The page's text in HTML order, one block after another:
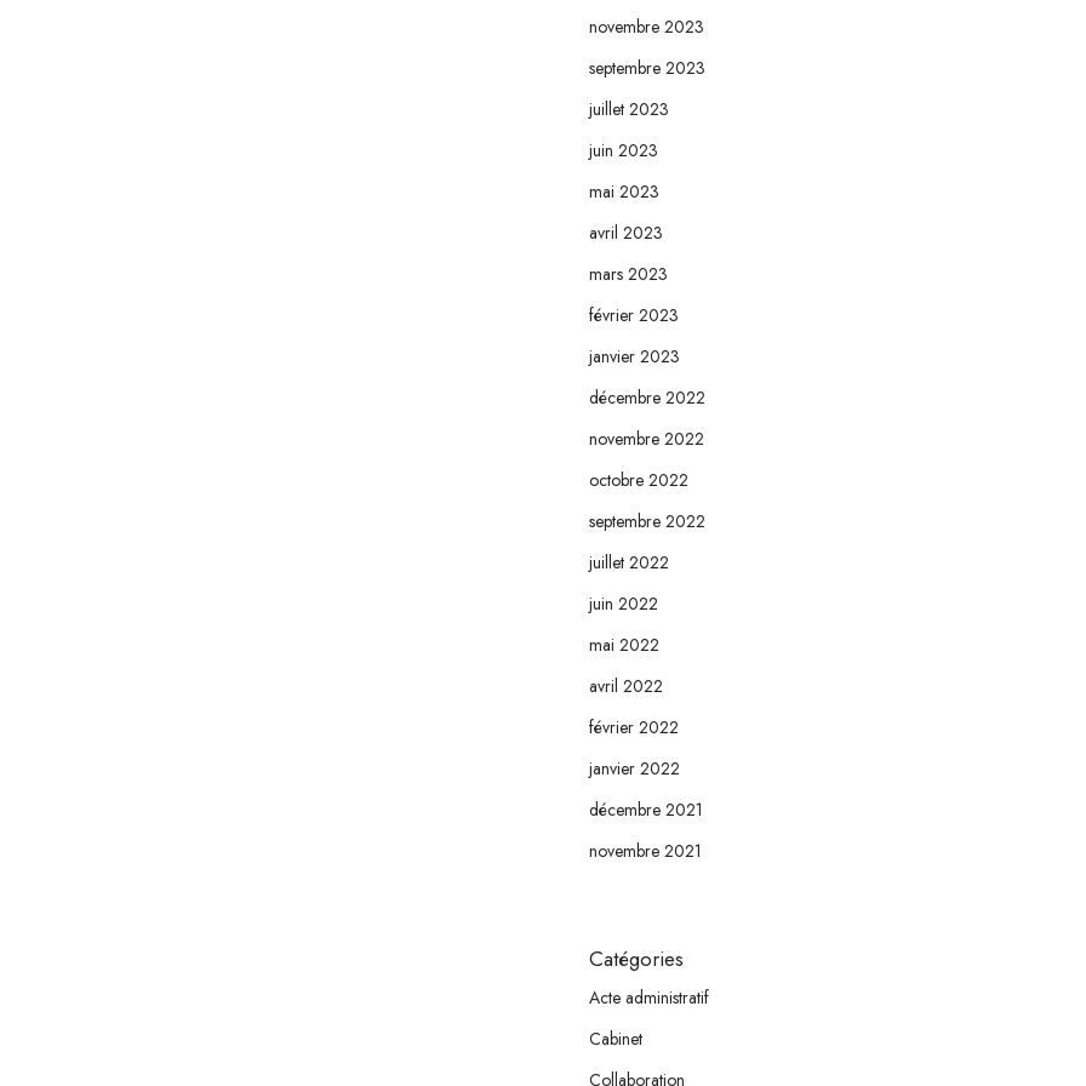
novembre 2023
septembre 2023
juillet 2023
juin 2023
mai 2023
avril 2023
mars 2023
février 2023
janvier 2023
décembre 2022
novembre 2022
octobre 2022
septembre 2022
juillet 2022
juin 2022
mai 2022
avril 2022
février 2022
janvier 2022
décembre 2021
novembre 2021
Catégories
Acte administratif
Cabinet
Collaboration